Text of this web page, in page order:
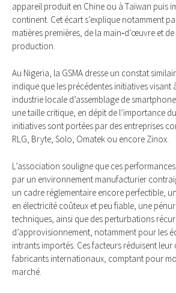
appareil produit en Chine ou à Taïwan puis
continent. Cet écart s’explique notamment
matières premières, de la main‑d’œuvre et
production.
Au Nigeria, la GSMA dresse un constat
indique que les précédentes initiatives visant
industrie locale d’assemblage de
une taille critique, en dépit de l’importance
initiatives sont portées par des entreprises
RLG, Bryte, Solo, Omatek ou encore Zinox.
L’association souligne que ces
par un environnement manufacturier
un cadre réglementaire encore perfectible,
en électricité coûteux et peu fiable, une
techniques, ainsi que des perturbations
d’approvisionnement, notamment pour les
intrants importés. Ces facteurs réduisent
fabricants internationaux, comptant pour
marché.